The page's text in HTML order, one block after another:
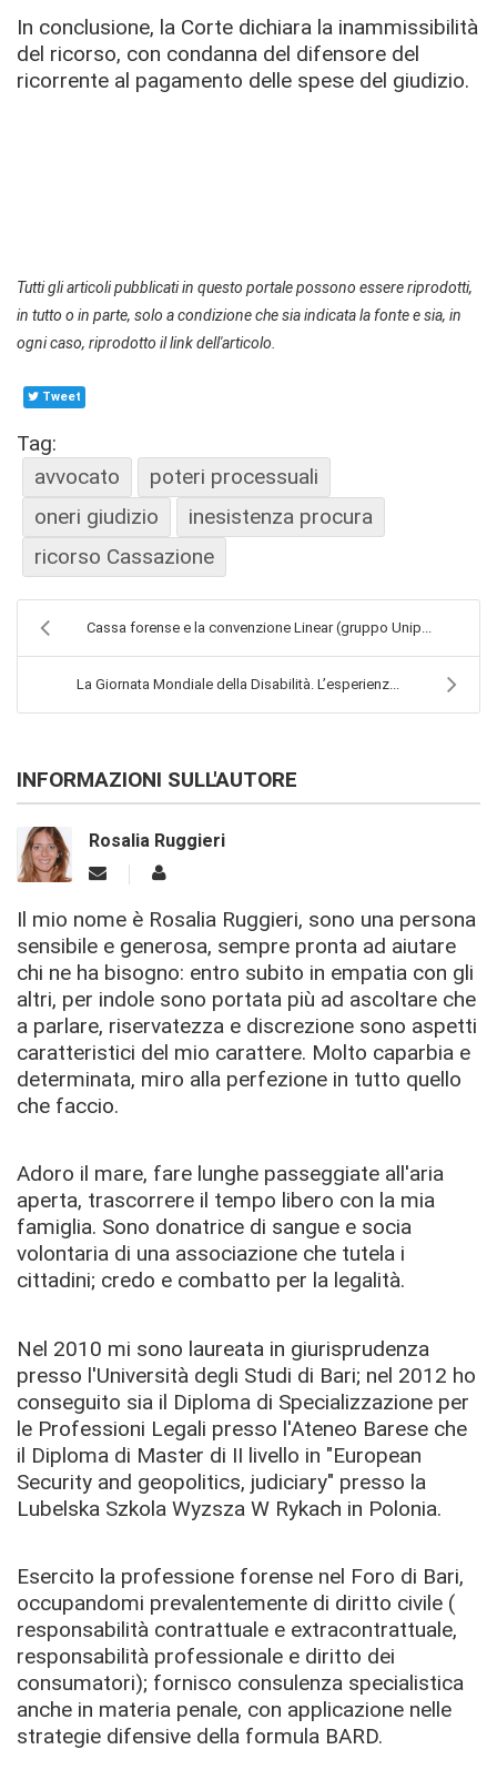
In conclusione, la Corte dichiara la inammissibilità
del ricorso, con condanna del difensore del
ricorrente al pagamento delle spese del giudizio.
Tutti gli articoli pubblicati in questo portale possono essere riprodotti,
in tutto o in parte, solo a condizione che sia indicata la fonte e sia, in
ogni caso, riprodotto il link dell'articolo.
Tweet
Tag:
avvocato
poteri processuali
oneri giudizio
inesistenza procura
ricorso Cassazione
Cassa forense e la convenzione Linear (gruppo Unip...
La Giornata Mondiale della Disabilità. L’esperienz...
INFORMAZIONI SULL'AUTORE
Rosalia Ruggieri
Il mio nome è Rosalia Ruggieri, sono una persona
sensibile e generosa, sempre pronta ad aiutare
chi ne ha bisogno: entro subito in empatia con gli
altri, per indole sono portata più ad ascoltare che
a parlare, riservatezza e discrezione sono aspetti
caratteristici del mio carattere. Molto caparbia e
determinata, miro alla perfezione in tutto quello
che faccio.
Adoro il mare, fare lunghe passeggiate all'aria
aperta, trascorrere il tempo libero con la mia
famiglia. Sono donatrice di sangue e socia
volontaria di una associazione che tutela i
cittadini; credo e combatto per la legalità.
Nel 2010 mi sono laureata in giurisprudenza
presso l'Università degli Studi di Bari; nel 2012 ho
conseguito sia il Diploma di Specializzazione per
le Professioni Legali presso l'Ateneo Barese che
il Diploma di Master di II livello in "European
Security and geopolitics, judiciary" presso la
Lubelska Szkola Wyzsza W Rykach in Polonia.
Esercito la professione forense nel Foro di Bari,
occupandomi prevalentemente di diritto civile (
responsabilità contrattuale e extracontrattuale,
responsabilità professionale e diritto dei
consumatori); fornisco consulenza specialistica
anche in materia penale, con applicazione nelle
strategie difensive della formula BARD.